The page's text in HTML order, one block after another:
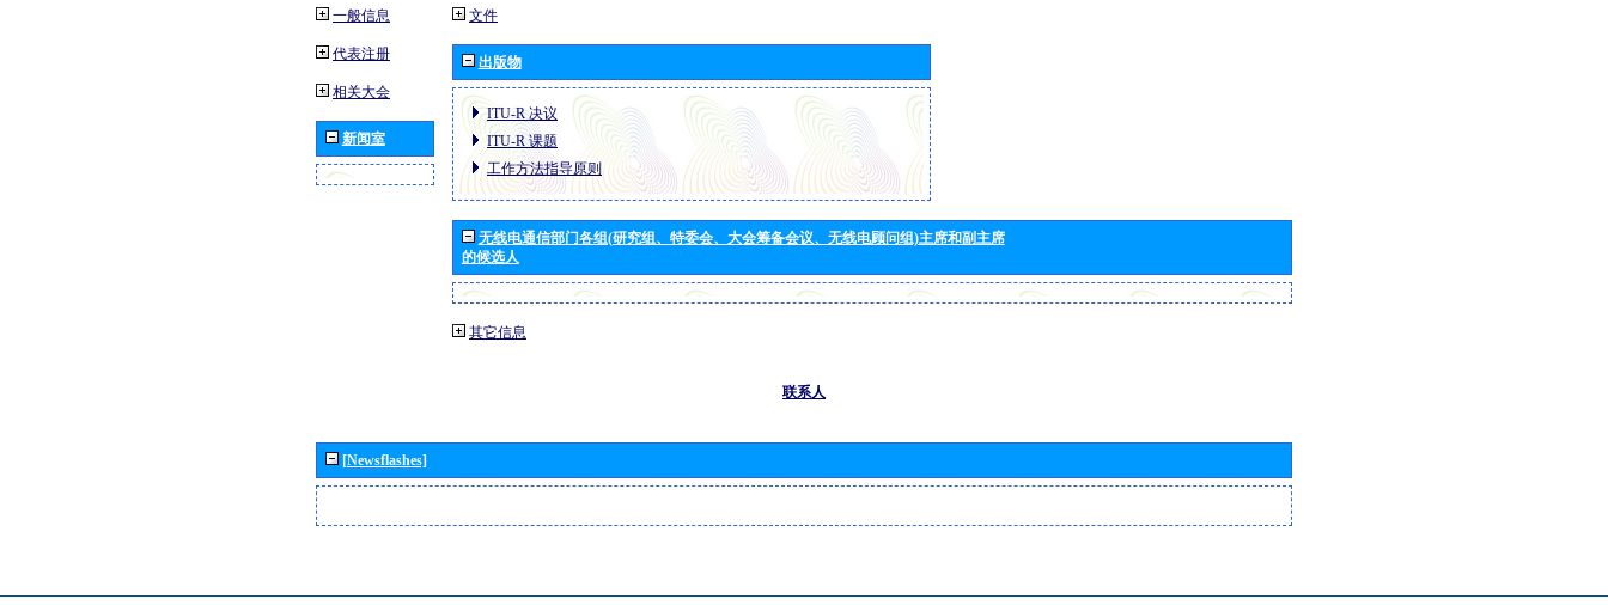
一般信息
代表注册
相关大会
新闻室
文件
出版物
ITU-R 决议
ITU-R 课题
工作方法指导原则
无线电通信部门各组(研究组、特委会、大会筹备会议、无线电顾问组)主席和副主席
的候选人
其它信息
联系人
[Newsflashes]